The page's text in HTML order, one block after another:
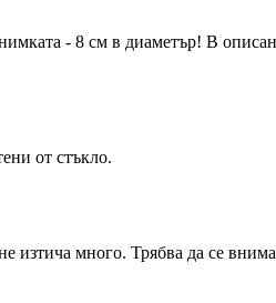
- 8 см в диаметър! В
от стъкло.
изтича много. Трябва да се